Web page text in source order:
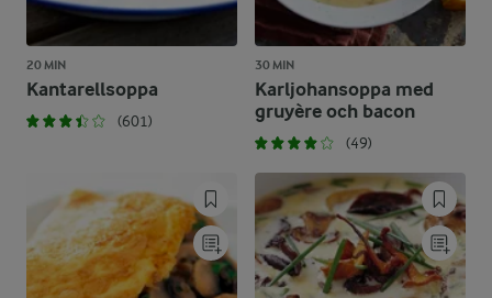
20 MIN
Kantarellsoppa
(601)
30 MIN
Karljohansoppa med
gruyère och bacon
(49)